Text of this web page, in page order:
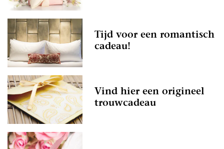
Tijd voor een romantisch
cadeau!
Vind hier een origineel
trouwcadeau